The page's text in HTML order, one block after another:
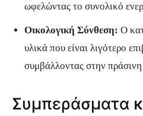
ωφελώντας το συνολικό
Οικολογική Σύνθεση: Ο
υλικά που είναι λιγότερο
συμβάλλοντας στην
Συμπεράσματα